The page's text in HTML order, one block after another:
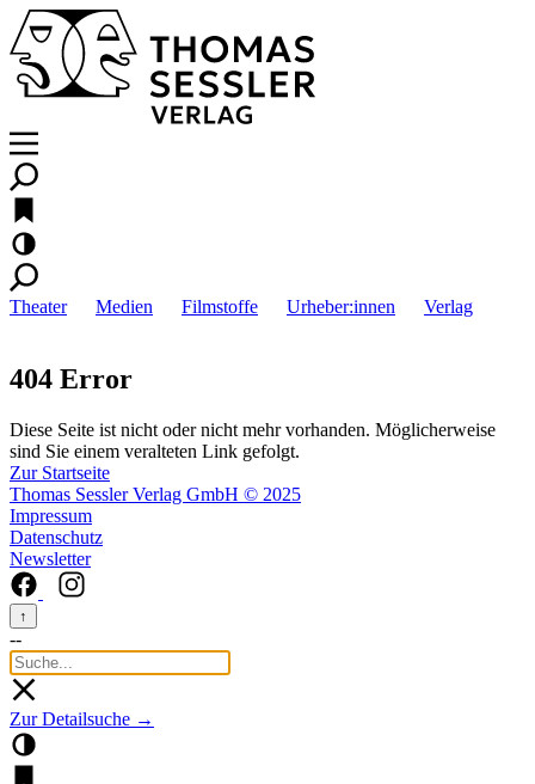
Theater Medien Filmstoffe Urheber:innen Verlag
404 Error
Diese Seite ist nicht oder nicht mehr vorhanden. Möglicherweise
sind Sie einem veralteten Link gefolgt.
Zur Startseite
Thomas Sessler Verlag GmbH © 2025
Impressum
Datenschutz
Newsletter
↑
--
Zur Detailsuche →